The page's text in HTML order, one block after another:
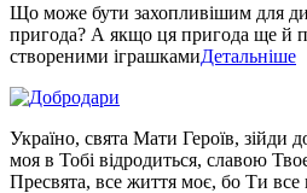
Що може бути захопливішим для
пригода? А якщо ця пригода ще й
створеними іграшкамиДетальніше
Україно, свята Мати Героїв, зійди
моя в Тобі відродиться, славою
Пресвята, все життя моє, бо Ти все